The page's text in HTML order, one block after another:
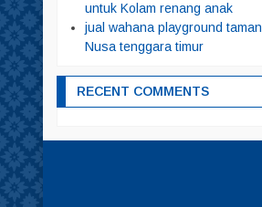
untuk Kolam renang anak
jual wahana playground taman
Nusa tenggara timur
RECENT COMMENTS